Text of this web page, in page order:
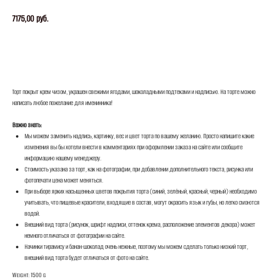
7175,00 руб.
Торт покрыт крем чизом, украшен свежими ягодами, шоколадными подтеками и надписью. На торте можно
написать любое пожелание для именинника!
Важно знать:
Мы можем заменить надпись, картинку, вес и цвет торта по вашему желанию. Просто напишите какие
изменения вы бы хотели внести в комментариях при оформлении заказа на сайте или сообщите
информацию нашему менеджеру.
Стоимость указана за торт, как на фотографии, при добавлении дополнительного текста, рисунка или
фотопечати цена может меняться.
При выборе ярких насыщенных цветов покрытия торта (синий, зелёный, красный, черный) необходимо
учитывать, что пищевые красители, входящие в состав, могут окрасить язык и губы, но легко смоются
водой.
Внешний вид торта (рисунок, шрифт надписи, оттенок крема, расположение элементов декора) может
немного отличаться от фотографии на сайте.
Начинки тирамису и банан-шоколад очень нежные, поэтому мы можем сделать только низкий торт,
внешний вид торта будет отличаться от фото на сайте.
Weight: 1500 g